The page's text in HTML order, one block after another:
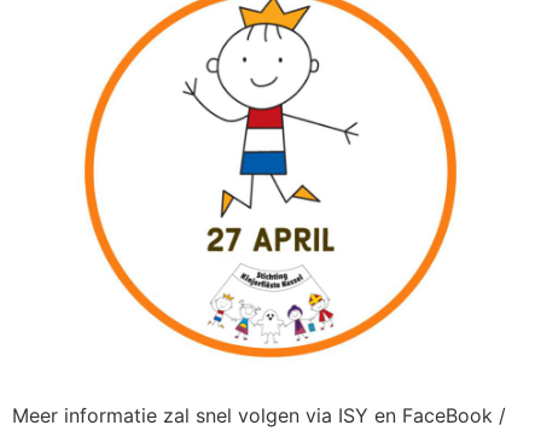
Meer informatie zal snel volgen via ISY en FaceBook /